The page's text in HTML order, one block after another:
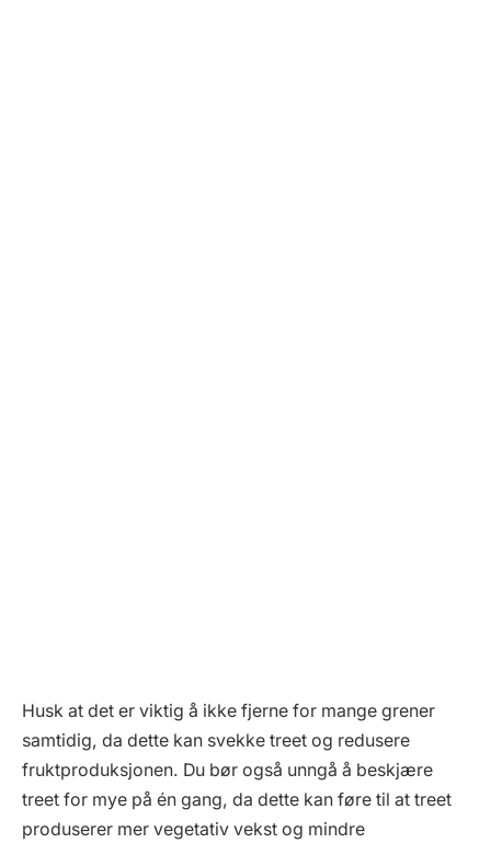
Husk at det er viktig å ikke fjerne for mange grener
samtidig, da dette kan svekke treet og redusere
fruktproduksjonen. Du bør også unngå å beskjære
treet for mye på én gang, da dette kan føre til at treet
produserer mer vegetativ vekst og mindre